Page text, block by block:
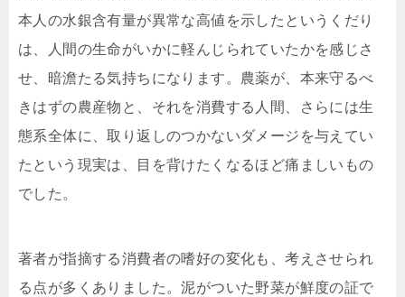
本人の水銀含有量が異常な高値を示したというくだり
は、人間の生命がいかに軽んじられていたかを感じさ
せ、暗澹たる気持ちになります。農薬が、本来守るべ
きはずの農産物と、それを消費する人間、さらには生
態系全体に、取り返しのつかないダメージを与えてい
たという現実は、目を背けたくなるほど痛ましいもの
でした。
著者が指摘する消費者の嗜好の変化も、考えさせられ
る点が多くありました。泥がついた野菜が鮮度の証で